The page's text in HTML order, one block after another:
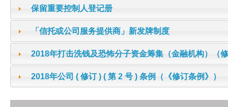
保留重要控制人登记册
「信托或公司服务提供商」新发牌制度
2018年打击洗钱及恐怖分子资金筹集（金融机构）（
2018年公司 ( 修订 ) ( 第 2 号 ) 条例（《修订条例》）